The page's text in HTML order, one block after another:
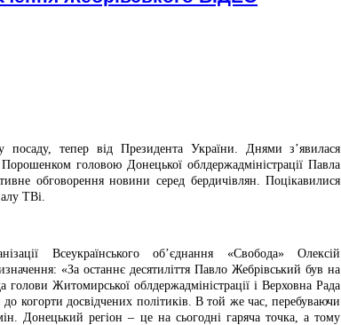
тепер від Президента України. Днями з’явилася
головою Донецької облдержадміністрації Павла
обговорення новини серед бердичівлян. Поцікавилися
ТВі.
Всеукраїнського об’єднання «Свобода» Олексій
«За останнє десятиліття Павло Жебрівський був на
голови Житомирської облдержадміністрації і Верховна Рада
когорти досвідчених політиків. В той же час, перебуваючи
Донецький регіон – це на сьогодні гаряча точка, а тому